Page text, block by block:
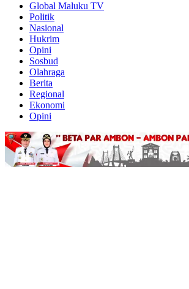
Global Maluku TV
Politik
Nasional
Hukrim
Opini
Sosbud
Olahraga
Berita
Regional
Ekonomi
Opini